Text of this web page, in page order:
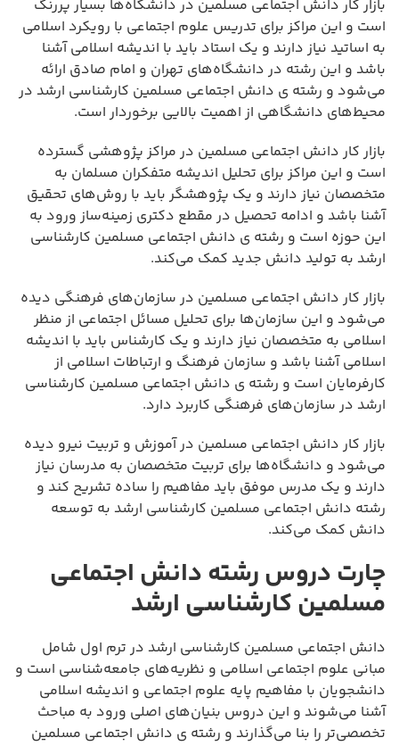
بازار کار دانش اجتماعی مسلمین در دانشگاه‌ها بسیار پررنگ
است و این مراکز برای تدریس علوم اجتماعی با رویکرد اسلامی
به اساتید نیاز دارند و یک استاد باید با اندیشه اسلامی آشنا
باشد و این رشته در دانشگاه‌های تهران و امام صادق ارائه
می‌شود و رشته ی دانش اجتماعی مسلمین کارشناسی ارشد در
محیط‌های دانشگاهی از اهمیت بالایی برخوردار است.
بازار کار دانش اجتماعی مسلمین در مراکز پژوهشی گسترده
است و این مراکز برای تحلیل اندیشه متفکران مسلمان به
متخصصان نیاز دارند و یک پژوهشگر باید با روش‌های تحقیق
آشنا باشد و ادامه تحصیل در مقطع دکتری زمینه‌ساز ورود به
این حوزه است و رشته ی دانش اجتماعی مسلمین کارشناسی
ارشد به تولید دانش جدید کمک می‌کند.
بازار کار دانش اجتماعی مسلمین در سازمان‌های فرهنگی دیده
می‌شود و این سازمان‌ها برای تحلیل مسائل اجتماعی از منظر
اسلامی به متخصصان نیاز دارند و یک کارشناس باید با اندیشه
اسلامی آشنا باشد و سازمان فرهنگ و ارتباطات اسلامی از
کارفرمایان است و رشته ی دانش اجتماعی مسلمین کارشناسی
ارشد در سازمان‌های فرهنگی کاربرد دارد.
بازار کار دانش اجتماعی مسلمین در آموزش و تربیت نیرو دیده
می‌شود و دانشگاه‌ها برای تربیت متخصصان به مدرسان نیاز
دارند و یک مدرس موفق باید مفاهیم را ساده تشریح کند و
رشته دانش اجتماعی مسلمین کارشناسی ارشد به توسعه
دانش کمک می‌کند.
چارت دروس رشته دانش اجتماعی
مسلمین کارشناسی ارشد
دانش اجتماعی مسلمین کارشناسی ارشد در ترم اول شامل
مبانی علوم اجتماعی اسلامی و نظریه‌های جامعه‌شناسی است و
دانشجویان با مفاهیم پایه علوم اجتماعی و اندیشه اسلامی
آشنا می‌شوند و این دروس بنیان‌های اصلی ورود به مباحث
تخصصی‌تر را بنا می‌گذارند و رشته ی دانش اجتماعی مسلمین